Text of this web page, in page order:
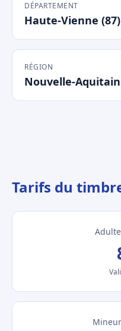
DÉPARTEMENT
Haute-Vienne (87)
RÉGION
Nouvelle-
Tarifs du